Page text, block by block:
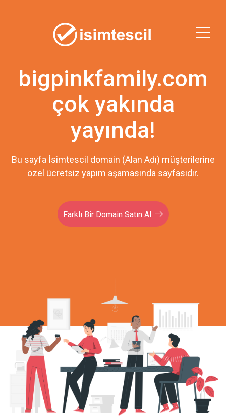
bigpinkfamily.com
çok yakında
yayında!
Bu sayfa İsimtescil domain (Alan Adı) müşterilerine
özel ücretsiz yapım aşamasında sayfasıdır.
Farklı Bir Domain Satın Al